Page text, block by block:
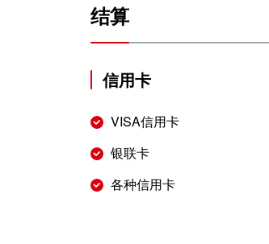
结算
信用卡
VISA信用卡
银联卡
各种信用卡